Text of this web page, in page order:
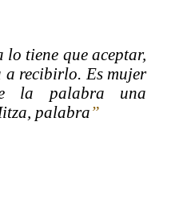
lo tiene que aceptar,
a recibirlo. Es mujer
la palabra una
palabra”